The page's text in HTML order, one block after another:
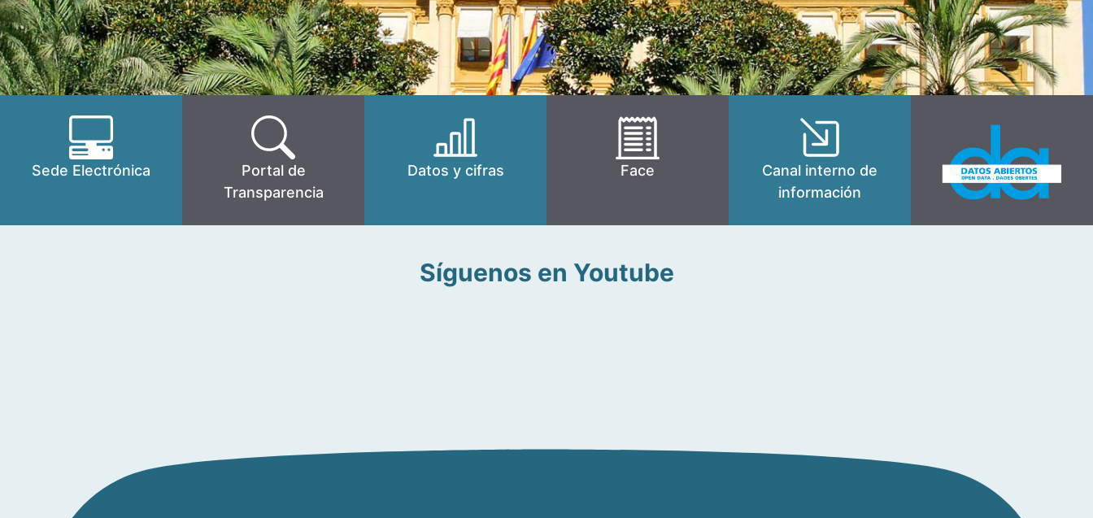
Sede Electrónica
Portal de
Transparencia
Datos y cifras Face
Canal interno de
información
Síguenos en Youtube